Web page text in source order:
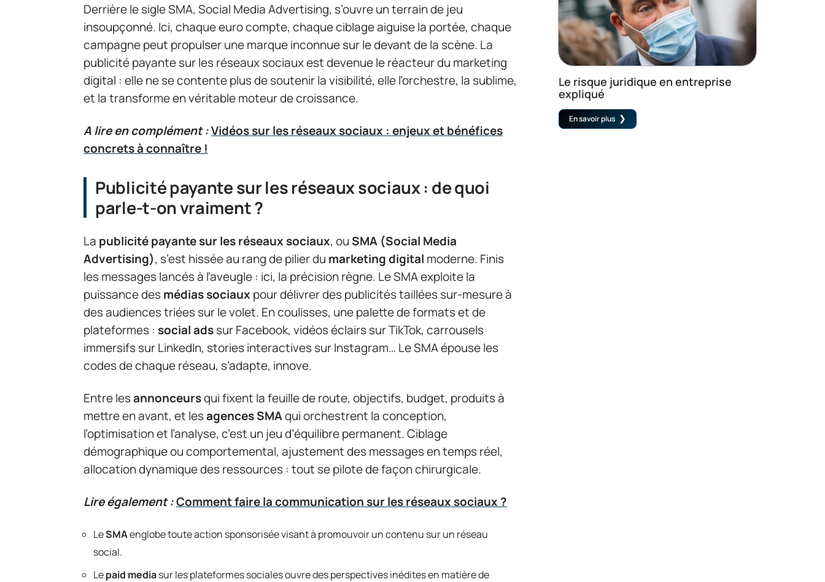
Derrière le sigle SMA, Social Media Advertising, s’ouvre un terrain de jeu
insoupçonné. Ici, chaque euro compte, chaque ciblage aiguise la portée, chaque
campagne peut propulser une marque inconnue sur le devant de la scène. La
publicité payante sur les réseaux sociaux est devenue le réacteur du marketing
digital : elle ne se contente plus de soutenir la visibilité, elle l’orchestre, la sublime,
et la transforme en véritable moteur de croissance.
A lire en complément :Vidéos sur les réseaux sociaux : enjeux et bénéfices
concrets à connaître !
Publicité payante sur les réseaux sociaux : de quoi
parle-t-on vraiment ?
La publicité payante sur les réseaux sociaux, ouSMA (Social Media
Advertising), s’est hissée au rang de pilier du marketing digital moderne. Finis
les messages lancés à l’aveugle : ici, la précision règne. Le SMA exploite la
puissance desmédias sociaux pour délivrer des publicités taillées sur-mesure à
des audiences triées sur le volet. En coulisses, une palette de formats et de
plateformes : social adssur Facebook, vidéos éclairs sur TikTok, carrousels
immersifs sur LinkedIn, stories interactives sur Instagram… Le SMA épouse les
codes de chaque réseau, s’adapte, innove.
Entre lesannonceursqui fixent la feuille de route, objectifs, budget, produits à
mettre en avant, et lesagences SMAqui orchestrent la conception,
l’optimisation et l’analyse, c’est un jeu d’équilibre permanent. Ciblage
démographique ou comportemental, ajustement des messages en temps réel,
allocation dynamique des ressources : tout se pilote de façon chirurgicale.
Lire également :Comment faire la communication sur les réseaux sociaux ?
LeSMAenglobe toute action sponsorisée visant à promouvoir un contenu sur un réseau
social.
Lepaid mediasur les plateformes sociales ouvre des perspectives inédites en matière de
Le risque juridique en entreprise
expliqué
En savoir plus